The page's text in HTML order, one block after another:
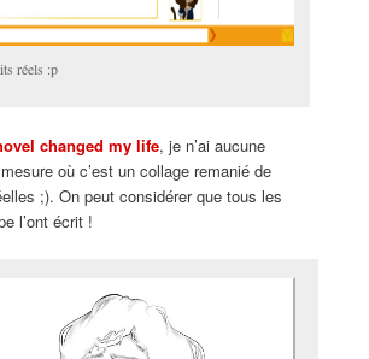
réels :p
changed my life, je n’ai aucune
où c’est un collage remanié de
;). On peut considérer que tous les
l’ont écrit !